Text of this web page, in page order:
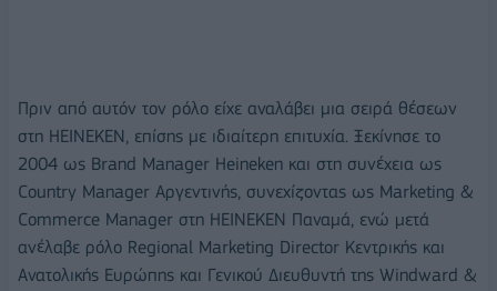
Πριν από αυτόν τον ρόλο είχε αναλάβει μια σειρά θέσεων
στη ΗΕΙΝΕΚΕΝ, επίσης με ιδιαίτερη επιτυχία. Ξεκίνησε το
2004 ως Brand Manager Heineken και στη συνέχεια ως
Country Manager Αργεντινής, συνεχίζοντας ως Marketing &
Commerce Manager στη ΗΕΙΝΕΚΕΝ Παναμά, ενώ μετά
ανέλαβε ρόλο Regional Marketing Director Κεντρικής και
Ανατολικής Ευρώπης και Γενικού Διευθυντή της Windward &